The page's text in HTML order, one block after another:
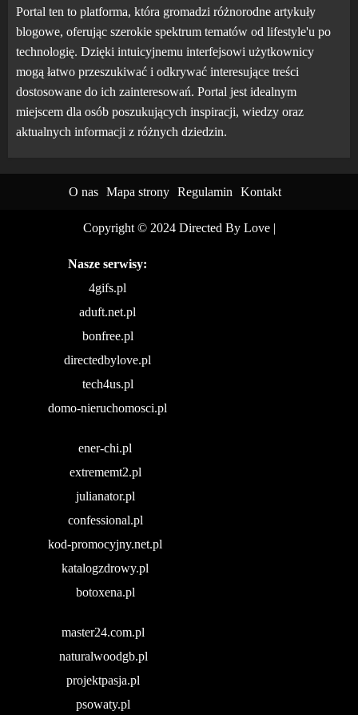
Portal ten to platforma, która gromadzi różnorodne artykuły
blogowe, oferując szerokie spektrum tematów od lifestyle'u po
technologię. Dzięki intuicyjnemu interfejsowi użytkownicy
mogą łatwo przeszukiwać i odkrywać interesujące treści
dostosowane do ich zainteresowań. Portal jest idealnym
miejscem dla osób poszukujących inspiracji, wiedzy oraz
aktualnych informacji z różnych dziedzin.
O nas Mapa strony Regulamin Kontakt
Copyright © 2024 Directed By Love |
Nasze serwisy:
4gifs.pl
aduft.net.pl
bonfree.pl
directedbylove.pl
tech4us.pl
domo-nieruchomosci.pl
ener-chi.pl
extrememt2.pl
julianator.pl
confessional.pl
kod-promocyjny.net.pl
katalogzdrowy.pl
botoxena.pl
master24.com.pl
naturalwoodgb.pl
projektpasja.pl
psowaty.pl